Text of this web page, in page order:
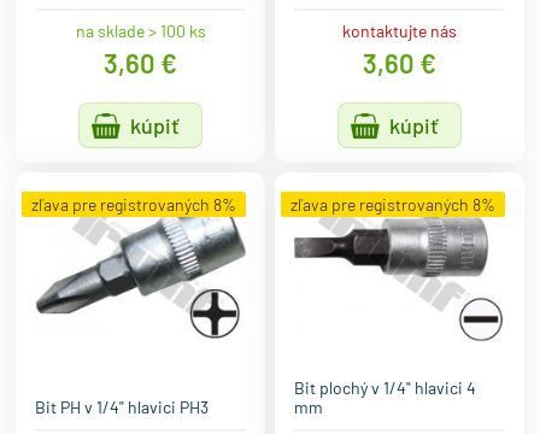
na sklade > 100 ks
3,60 €
kúpiť
kontaktujte nás
3,60 €
kúpiť
zľava pre registrovaných 8%
Bit PH v 1/4" hlavici PH3
zľava pre registrovaných 8%
Bit plochý v 1/4" hlavici 4
mm